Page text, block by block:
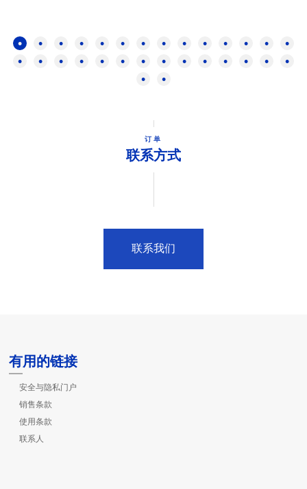
订单
联系方式
联系我们
有用的链接
安全与隐私门户
销售条款
使用条款
联系人